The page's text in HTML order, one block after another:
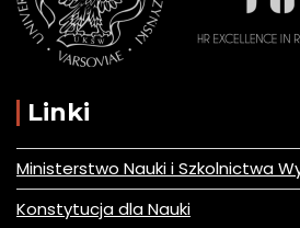
Linki
Ministerstwo Nauki i Szkolnictwa
Konstytucja dla Nauki